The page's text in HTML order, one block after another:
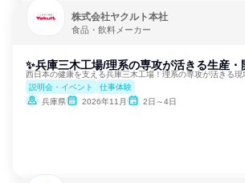
株式会社ヤクルト本社
食品・飲料メーカー
✨兵庫三木工場/理系の専攻が活きる生産・
西日本の健康を支える兵庫三木工場！理系の専攻が活きる現
説明会・イベント
仕事体験
兵庫県
2026年11月 2日～4日